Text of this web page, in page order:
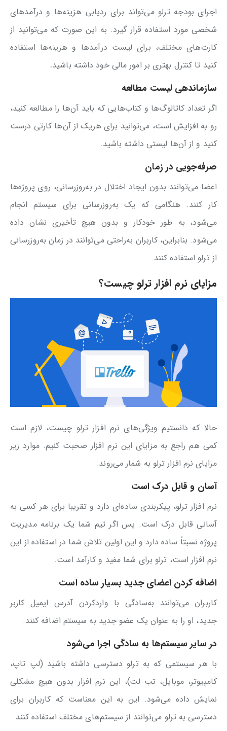
اجرای بودجه ترلو می‌تواند برای ردیابی هزینه‌ها و درآمدهای
شخصی مورد استفاده قرار گیرد. به این صورت که می‌توانید از
کارت‌های مختلف، برای لیست درآمدها و هزینه‌ها استفاده
کنید تا کنترل بهتری بر امور مالی خود داشته باشید.
سازماندهی لیست مطالعه
اگر تعداد کاتالوگ‌ها و کتاب‌هایی که باید آن‌ها را مطالعه کنید،
رو به افزایش است، می‌توانید برای هریک از آن‌ها کارتی درست
کنید و از آن‌ها لیستی داشته باشید.
صرفه‌جویی در زمان
اعضا می‌توانند بدون ایجاد اختلال در به‌روزرسانی، روی پروژه‌ها
کار کنند. هنگامی که یک به‌روزرسانی برای سیستم انجام
می‌شود، به طور خودکار و بدون هیچ تأخیری نشان داده
می‌شود. بنابراین، کاربران به‌راحتی می‌توانند در زمان به‌روزرسانی
از ترلو استفاده کنند.
مزایای نرم افزار ترلو چیست؟
حالا که دانستیم ویژگی‌های نرم افزار ترلو چیست، لازم است
کمی هم راجع به مزایای این نرم افزار صحبت کنیم. موارد زیر
مزایای نرم افزار ترلو به شمار می‌روند:
آسان و قابل درک است
نرم افزار ترلو، پیکربندی ساده‌ای دارد و تقریبا برای هر کسی به
آسانی قابل درک است. پس اگر تیم شما یک برنامه مدیریت
پروژه نسبتاً ساده دارد و این اولین تلاش شما در استفاده از این
نرم افزار است، ترلو برای شما مفید و کارآمد است.
اضافه کردن اعضای جدید بسیار ساده است
کاربران می‌توانند به‌سادگی با واردکردن آدرس ایمیل کاربر
جدید، او را به عنوان یک عضو جدید به سیستم اضافه کنند.
در سایر سیستم‌ها به سادگی اجرا می‌شود
با هر سیستمی که به ترلو دسترسی داشته باشید (لپ تاپ،
کامپیوتر، موبایل، تب لت)، این نرم افزار بدون هیچ مشکلی
نمایش داده می‌شود. این به این معناست که کاربران برای
دسترسی به ترلو می‌توانند از سیستم‌های مختلف استفاده کنند.